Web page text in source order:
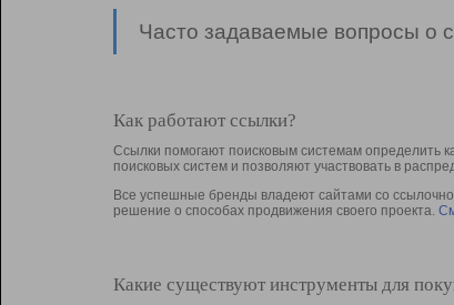
Часто задаваемые вопросы о
Как работают ссылки?
Ссылки помогают поисковым системам определить
поисковых систем и позволяют участвовать в
Все успешные бренды владеют сайтами со
решение о способах продвижения своего проекта.
Какие существуют инструменты для